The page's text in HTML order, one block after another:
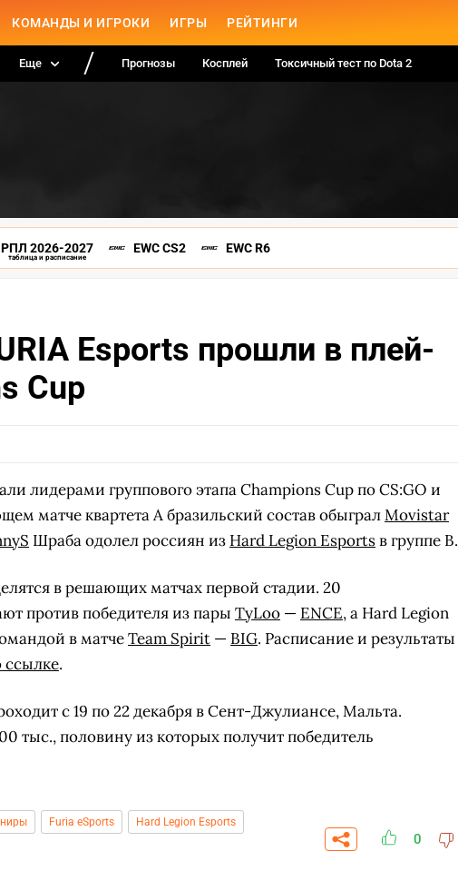
КОМАНДЫ И ИГРОКИ ИГРЫ РЕЙТИНГИ
Еще Прогнозы Косплей Токсичный тест по Dota 2
РПЛ 2026-2027
таблица и расписание
EWC CS2 EWC R6
Esports прошли в плей-
Cup
лидерами группового этапа Champions Cup по CS:GO и
матче квартета A бразильский состав обыгралMovistar
Шраба одолел россиян из Hard Legion Esportsв группе B.
в решающих матчах первой стадии. 20
против победителя из пары TyLoo — ENCE, а Hard Legion
в матчеTeam Spirit — BIG. Расписание и результаты
ссылке.
с 19 по 22 декабря в Сент-Джулиансе, Мальта.
тыс., половину из которых получит победитель
Furia eSports Hard Legion Esports
0